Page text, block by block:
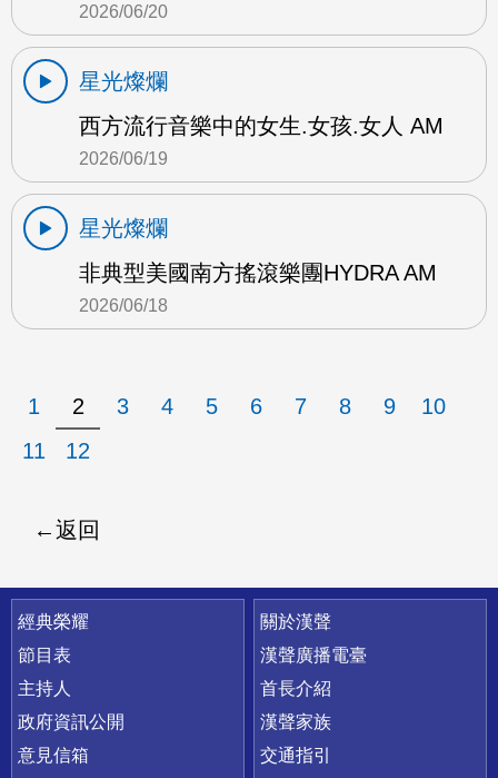
2026/06/20
星光燦爛
西方流行音樂中的女生.女孩.女人 AM
2026/06/19
星光燦爛
非典型美國南方搖滾樂團HYDRA AM
2026/06/18
1 2 3 4 5 6 7 8 9
10
11
12
返回
快速連結
經典榮耀
節目表
主持人
政府資訊公開
意見信箱
關於漢聲
漢聲廣播電臺
首長介紹
漢聲家族
交通指引